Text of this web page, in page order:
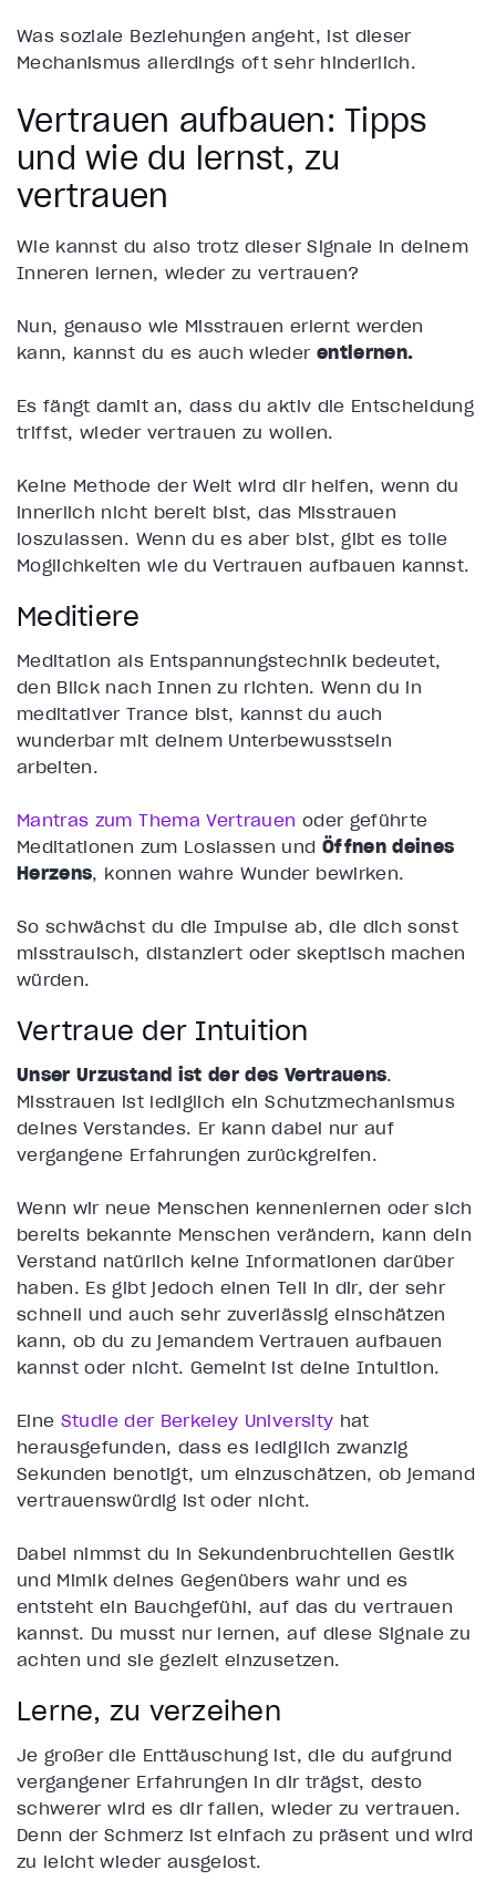
Was soziale Beziehungen angeht, ist dieser
Mechanismus allerdings oft sehr hinderlich.
Vertrauen aufbauen: Tipps
und wie du lernst, zu
vertrauen
Wie kannst du also trotz dieser Signale in deinem
Inneren lernen, wieder zu vertrauen?
Nun, genauso wie Misstrauen erlernt werden
kann, kannst du es auch wiederentlernen.
Es fängt damit an, dass du aktiv die Entscheidung
triffst, wieder vertrauen zu wollen.
Keine Methode der Welt wird dir helfen, wenn du
innerlich nicht bereit bist, das Misstrauen
loszulassen. Wenn du es aber bist, gibt es tolle
Möglichkeiten wie du Vertrauen aufbauen kannst.
Meditiere
Meditation als Entspannungstechnikbedeutet,
den Blick nach Innen zu richten. Wenn du in
meditativer Trance bist, kannst du auch
wunderbar mit deinem Unterbewusstsein
arbeiten.
Mantras zum Thema Vertrauen oder geführte
Meditationen zum Loslassen und Öffnen deines
Herzens, können wahre Wunder bewirken.
So schwächst du die Impulse ab, die dich sonst
misstrauisch, distanziert oder skeptisch machen
würden.
Vertraue der Intuition
Unser Urzustand ist der des Vertrauens.
Misstrauen ist lediglich ein Schutzmechanismus
deines Verstandes. Er kann dabei nur auf
vergangene Erfahrungen zurückgreifen.
Wenn wir neue Menschen kennenlernen oder sich
bereits bekannte Menschen verändern, kann dein
Verstand natürlich keine Informationen darüber
haben. Es gibt jedoch einen Teil in dir, der sehr
schnell und auch sehr zuverlässig einschätzen
kann, ob du zu jemandem Vertrauen aufbauen
kannst oder nicht. Gemeint ist deine Intuition.
Eine Studie der Berkeley University hat
herausgefunden, dass es lediglich zwanzig
Sekunden benötigt, um einzuschätzen, ob jemand
vertrauenswürdig ist oder nicht.
Dabei nimmst du in Sekundenbruchteilen Gestik
und Mimik deines Gegenübers wahr und es
entsteht ein Bauchgefühl, auf das du vertrauen
kannst. Du musst nur lernen, auf diese Signale zu
achten und sie gezielt einzusetzen.
Lerne, zu verzeihen
Je größer die Enttäuschung ist, die du aufgrund
vergangener Erfahrungen in dir trägst, desto
schwerer wird es dir fallen, wieder zu vertrauen.
Denn der Schmerz ist einfach zu präsent und wird
zu leicht wieder ausgelöst.